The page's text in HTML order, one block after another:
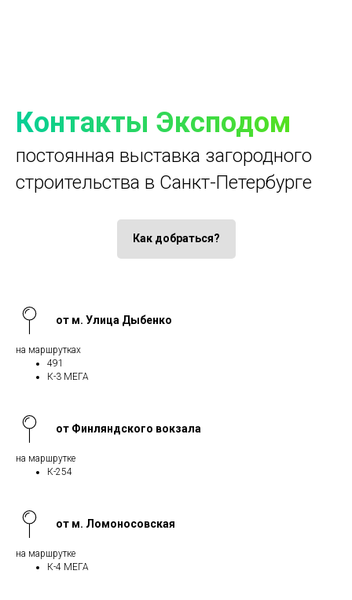
Контакты Эксподом
постоянная выставка загородного
строительства в Санкт-Петербурге
Как добраться?
от м. Улица Дыбенко
на маршрутках
491
К-3 МЕГА
от Финляндского вокзала
на маршрутке
К-254
от м. Ломоносовская
на маршрутке
К-4 МЕГА